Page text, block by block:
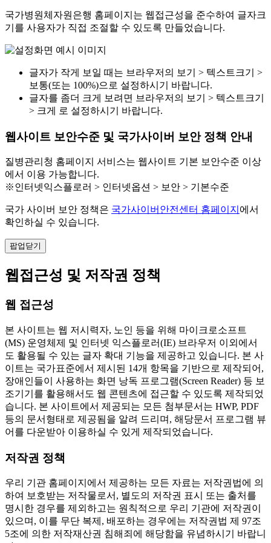
국가병원체자원은행 홈페이지는 웹접근성을 준수하여 글자크
기를 사용자가 직접 조절할 수 있도록 만들었습니다.
글자가 작게 보일 때는 브라우저의 보기 > 텍스트크기 >
보통(또는 100%)으로 설정하시기 바랍니다.
글자를 좀더 크게 보려면 브라우저의 보기 > 텍스트크기
> 크게 로 설정하시기 바랍니다.
웹사이트 보안수준 및 국가사이버 보안 정책 안내
질병관리청 홈페이지 서비스는 웹사이트 기본 보안수준 이상
에서 이용 가능합니다.
※인터넷익스플로러 > 인터넷옵션 > 보안 > 기본수준
국가 사이버 보안 정책은 국가사이버안전센터 홈페이지 에서
확인하실 수 있습니다.
팝업닫기
웹접근성 및 저작권 정책
웹 접근성
본 사이트는 웹 저시력자, 노인 등을 위해 마이크로소프트
(MS) 운영체제 및 인터넷 익스플로러(IE) 브라우저 이외에서
도 활용될 수 있는 글자 확대 기능을 제공하고 있습니다. 본 사
이트는 국가표준에서 제시된 14개 항목을 기반으로 제작되어,
장애인들이 사용하는 화면 낭독 프로그램(Screen Reader) 등 보
조기기를 활용해서도 웹 콘텐츠에 접근할 수 있도록 제작되었
습니다. 본 사이트에서 제공되는 모든 첨부문서는 HWP, PDF
등의 문서형태로 제공됨을 알려 드리며, 해당문서 프로그램 뷰
어를 다운받아 이용하실 수 있게 제작되었습니다.
저작권 정책
우리 기관 홈페이지에서 제공하는 모든 자료는 저작권법에 의
하여 보호받는 저작물로서, 별도의 저작권 표시 또는 출처를
명시한 경우를 제외하고는 원칙적으로 우리 기관에 저작권이
있으며, 이를 무단 복제, 배포하는 경우에는 저작권법 제 97조
5조에 의한 저작재산권 침해죄에 해당함을 유념하시기 바랍니